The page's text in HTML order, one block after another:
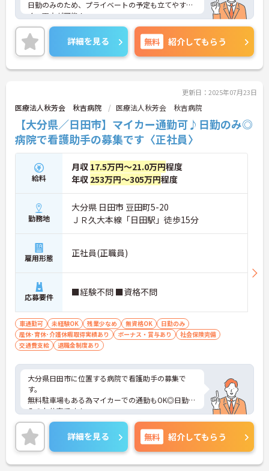
日勤のみのため、プライベートの予定も立てやす
く、両立が可能！
交通費支給有のため、通勤費用の心配も不要！
ご興味のある方はご面接のポイントをお伝えいたし
ますので、お気軽にご相談ください。
詳細を見る 無料 紹介してもらう
更新日：2025年07月23日
医療法人秋芳会 秋吉病院 医療法人秋芳会 秋吉病院
【大分県／日田市】マイカー通勤可♪日勤のみ◎
病院で看護助手の募集です〈正社員〉
給料
月収 17.5万円～21.0万円程度
年収 253万円～305万円程度
勤務地
大分県 日田市 豆田町5-20
ＪＲ久大本線「日田駅」徒歩15分
雇用形態 正社員(正職員)
応募要件 ■経験不問 ■資格不問
車通勤可 未経験OK 残業少なめ 無資格OK
日勤のみ
産休･育休･介護休暇取得実績あり
ボーナス・賞与あり
社会保険完備
交通費支給
退職金制度あり
大分県日田市に位置する病院で看護助手の募集で
す。
無料駐車場もある為マイカーでの通勤もOK◎日勤の
みのお仕事です！
看護助手のお仕事が初めての人でもチャレンジでき
る職場で、しっかりとしたフォロー体制で、経験に
関わらず安心してスタートできます。また昇給、賞
与があり、さらに各種手当も充実しているのは嬉し
いポイントです◎
詳細を見る 無料 紹介してもらう